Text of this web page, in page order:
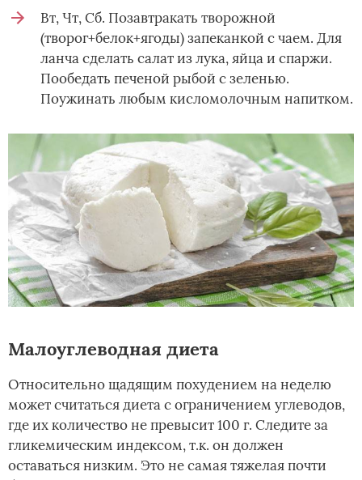
Вт, Чт, Сб. Позавтракать творожной
(творог+белок+ягоды) запеканкой с чаем. Для
ланча сделать салат из лука, яйца и спаржи.
Пообедать печеной рыбой с зеленью.
Поужинать любым кисломолочным напитком.
Малоуглеводная диета
Относительно щадящим похудением на неделю
может считаться диета с ограничением углеводов,
где их количество не превысит 100 г. Следите за
гликемическим индексом, т.к. он должен
оставаться низким. Это не самая тяжелая почти